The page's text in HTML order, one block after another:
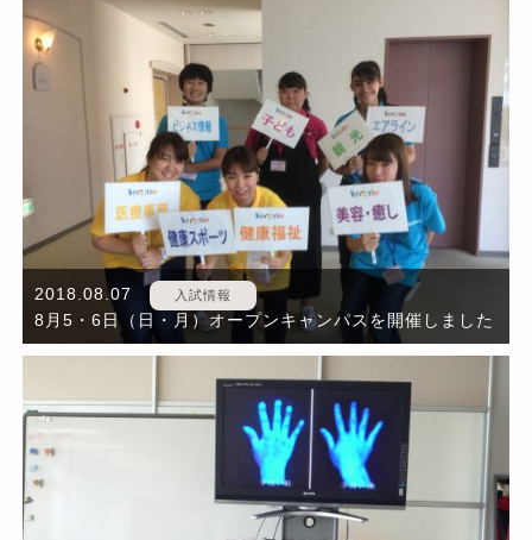
2018.08.07 入試情報
8月5・6日（日・月）オープンキャンパスを開催しました